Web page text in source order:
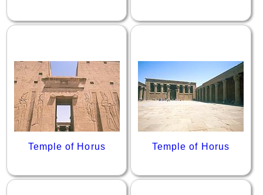
Temple of Horus Temple of Horus